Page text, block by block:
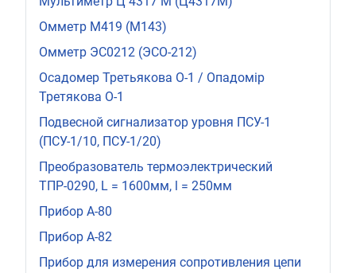
Омметр М419 (М143)
Омметр ЭС0212 (ЭСО-212)
Осадомер Третьякова О-1 / Опадомір
Третякова О-1
Подвесной сигнализатор уровня ПСУ-1
(ПСУ-1/10, ПСУ-1/20)
Преобразователь термоэлектрический
ТПР-0290, L = 1600мм, l = 250мм
Прибор А-80
Прибор А-82
Прибор для измерения сопротивления цепи